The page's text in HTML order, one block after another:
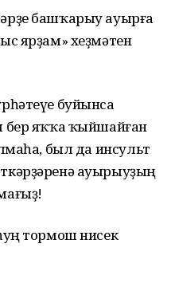
башҡарыу ауырға
ярҙам» хеҙмәтен
буйынса
бер яҡҡа ҡыйшайған
был да инсульт
ауырыуҙың
тормош нисек